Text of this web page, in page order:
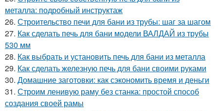
металла: подробный инструктаж
26. Строительство печи для бани из трубы: шаг за шагом
27. Как сделать печь для бани модели ВАЛДАЙ из трубы
530 мм
28. Как выбрать и установить печь для бани из металла
29. Как сделать железную печь для бани своими руками
30. Домашние заготовки: как сэкономить время и деньги
31. Строим ленивую раму без станка: простой способ
создания своей рамы